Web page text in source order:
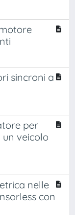
sincroni a
per
veicolo
nelle
con